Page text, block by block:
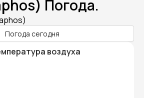
Погода.
Погода сегодня
воздуха